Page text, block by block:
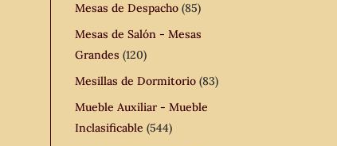
Mesas de Despacho (85)
Mesas de Salón - Mesas
Grandes (120)
Mesillas de Dormitorio (83)
Mueble Auxiliar - Mueble
Inclasificable (544)